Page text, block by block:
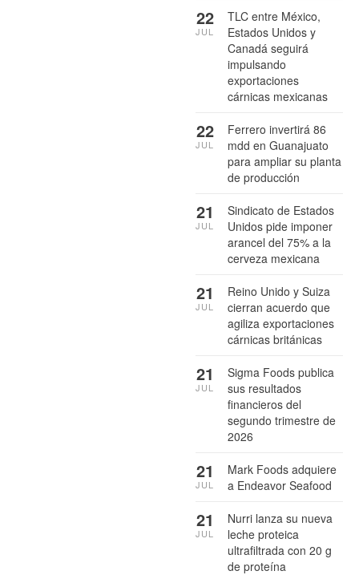
TLC entre México,
Estados Unidos y
Canadá seguirá
impulsando
exportaciones
cárnicas mexicanas
22
JUL
Ferrero invertirá 86
mdd en Guanajuato
para ampliar su planta
de producción
22
JUL
Sindicato de Estados
Unidos pide imponer
arancel del 75% a la
cerveza mexicana
21
JUL
Reino Unido y Suiza
cierran acuerdo que
agiliza exportaciones
cárnicas británicas
21
JUL
Sigma Foods publica
sus resultados
financieros del
segundo trimestre de
2026
21
JUL
Mark Foods adquiere
a Endeavor Seafood
21
JUL
Nurri lanza su nueva
leche proteica
ultrafiltrada con 20 g
de proteína
21
JUL